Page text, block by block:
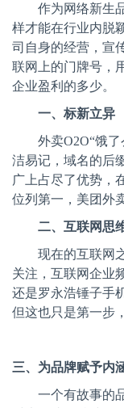
作为网络新生
样才能在行业内脱
司自身的经营，宣
联网上的门牌号，
企业盈利的多少。
一、标新立异
外卖O2O“饿了
洁易记，域名的后
广上占尽了优势，
位列第一，美团外
二、互联网思
现在的互联网
关注，互联网企业
还是罗永浩锤子手
但这也只是第一步
三、为品牌赋予内
一个有故事的